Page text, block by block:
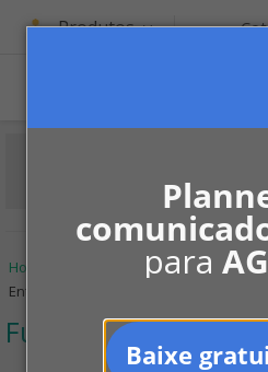
para
Baixe
Produtos
Home Administração
Entenda as Assembleias
Fui eleito síndico